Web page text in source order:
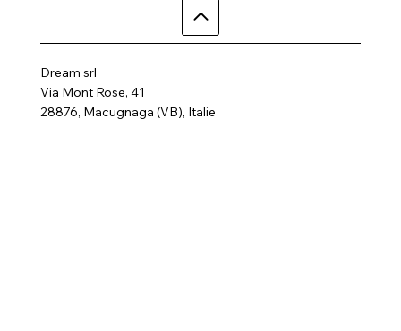
Dream srl
Via Mont Rose, 41
28876, Macugnaga (VB), Italie